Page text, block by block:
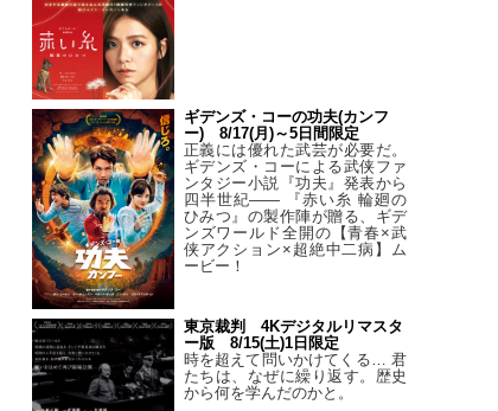
ギデンズ・コーの功夫(カンフ
ー) 8/17(月)～5日間限定
正義には優れた武芸が必要だ。
ギデンズ・コーによる武侠ファ
ンタジー小説『功夫』発表から
四半世紀―― 『赤い糸 輪廻の
ひみつ』の製作陣が贈る、ギデ
ンズワールド全開の【青春×武
侠アクション×超絶中二病】ム
ービー！
東京裁判 4Kデジタルリマスタ
ー版 8/15(土)1日限定
時を超えて問いかけてくる… 君
たちは、なぜに繰り返す。歴史
から何を学んだのかと。